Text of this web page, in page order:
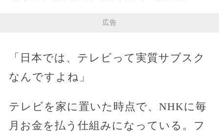
広告
「日本では、テレビって実質サブスク
なんですよね」
テレビを家に置いた時点で、NHKに毎
月お金を払う仕組みになっている。フ